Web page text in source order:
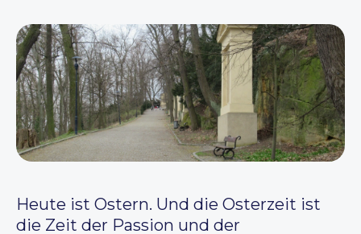
Heute ist Ostern. Und die Osterzeit ist
die Zeit der Passion und der